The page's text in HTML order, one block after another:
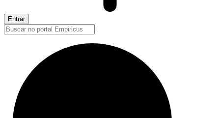
Entrar